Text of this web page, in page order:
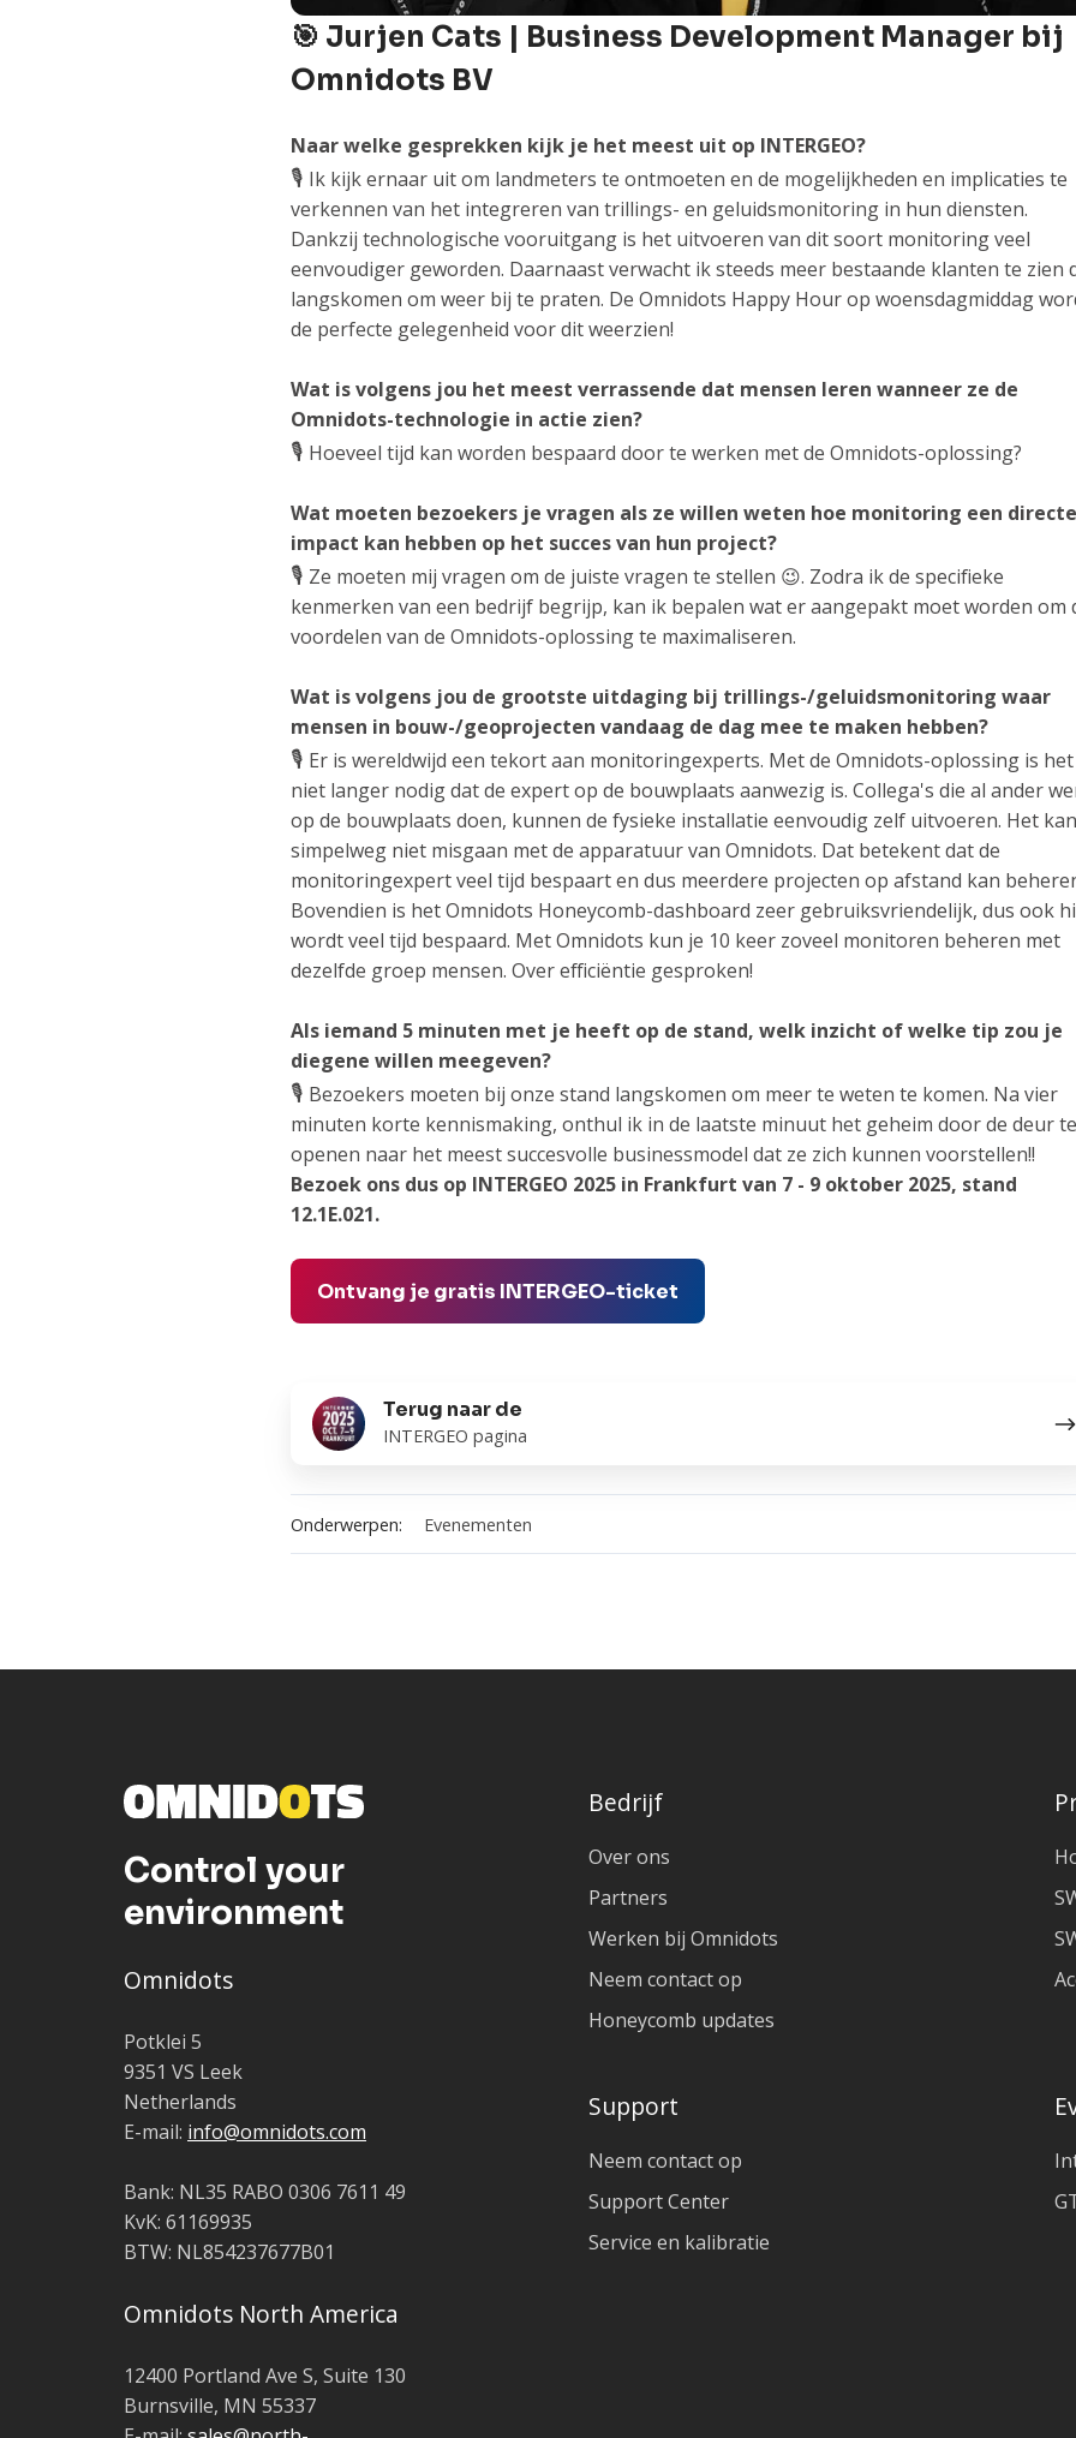
🎯 Jurjen Cats | Business Development Manager bij
Omnidots BV
Naar welke gesprekken kijk je het meest uit op INTERGEO?
🎙️ Ik kijk ernaar uit om landmeters te ontmoeten en de mogelijkheden en implicaties te
verkennen van het integreren van trillings- en geluidsmonitoring in hun diensten.
Dankzij technologische vooruitgang is het uitvoeren van dit soort monitoring veel
eenvoudiger geworden. Daarnaast verwacht ik steeds meer bestaande klanten te zien
langskomen om weer bij te praten. De Omnidots Happy Hour op woensdagmiddag
de perfecte gelegenheid voor dit weerzien!
Wat is volgens jou het meest verrassende dat mensen leren wanneer ze de
Omnidots-technologie in actie zien?
🎙️ Hoeveel tijd kan worden bespaard door te werken met de Omnidots-oplossing?
Wat moeten bezoekers je vragen als ze willen weten hoe monitoring een
impact kan hebben op het succes van hun project?
🎙️ Ze moeten mij vragen om de juiste vragen te stellen 😉. Zodra ik de specifieke
kenmerken van een bedrijf begrijp, kan ik bepalen wat er aangepakt moet worden om
voordelen van de Omnidots-oplossing te maximaliseren.
Wat is volgens jou de grootste uitdaging bij trillings-/geluidsmonitoring waar
mensen in bouw-/geoprojecten vandaag de dag mee te maken hebben?
🎙️ Er is wereldwijd een tekort aan monitoringexperts. Met de Omnidots-oplossing is het
niet langer nodig dat de expert op de bouwplaats aanwezig is. Collega's die al ander
op de bouwplaats doen, kunnen de fysieke installatie eenvoudig zelf uitvoeren. Het
simpelweg niet misgaan met de apparatuur van Omnidots. Dat betekent dat de
monitoringexpert veel tijd bespaart en dus meerdere projecten op afstand kan
Bovendien is het Omnidots Honeycomb-dashboard zeer gebruiksvriendelijk, dus ook
wordt veel tijd bespaard. Met Omnidots kun je 10 keer zoveel monitoren beheren met
dezelfde groep mensen. Over efficiëntie gesproken!
Als iemand 5 minuten met je heeft op de stand, welk inzicht of welke tip zou je
diegene willen meegeven?
🎙️ Bezoekers moeten bij onze stand langskomen om meer te weten te komen. Na vier
minuten korte kennismaking, onthul ik in de laatste minuut het geheim door de deur
openen naar het meest succesvolle businessmodel dat ze zich kunnen voorstellen!!
Bezoek ons dus op INTERGEO 2025 in Frankfurt van 7 - 9 oktober 2025, stand
12.1E.021.
Ontvang je gratis INTERGEO-ticket
Terug naar de
INTERGEO pagina
Terug
naar
Onderwerpen: Evenementen
Control your
environment
Omnidots
Potklei 5
9351 VS Leek
Netherlands
E-mail: info@omnidots.com
Bank: NL35 RABO 0306 7611 49
KvK: 61169935
BTW: NL854237677B01
Omnidots North America
12400 Portland Ave S, Suite 130
Burnsville, MN 55337
Bedrijf
Over ons
Partners
Werken bij Omnidots
Neem contact op
Honeycomb updates
Support
Neem contact op
Support Center
Service en kalibratie